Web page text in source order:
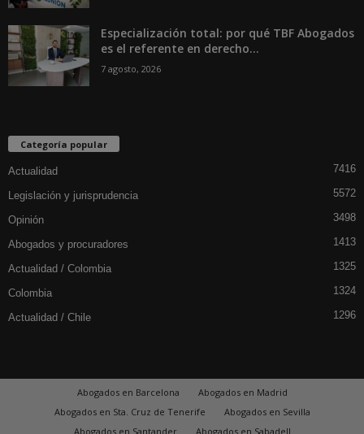
Especialización total: por qué TBF Abogados
es el referente en derecho...
7 agosto, 2026
Categoría popular
Actualidad 7416
Legislación y jurisprudencia 5572
Opinión 3498
Abogados y procuradores 1413
Actualidad / Colombia 1325
Colombia 1324
Actualidad / Chile 1296
Abogados en Barcelona
Abogados en Madrid
Abogados en Sta. Cruz de Tenerife
Abogados en Sevilla
Abogados en Santander
Abogados en Sabadell